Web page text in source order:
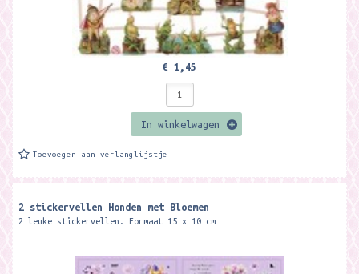
€ 1,45
In winkelwagen
Toevoegen aan verlanglijstje
2 stickervellen Honden met Bloemen
2 leuke stickervellen. Formaat 15 x 10 cm